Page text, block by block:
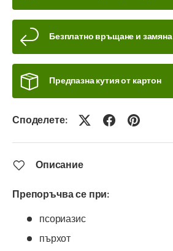
Безплатно връщане и замяна
Предпазна кутия от картон
Споделете:
Описание
Препоръчва се при:
псориазис
пърхот